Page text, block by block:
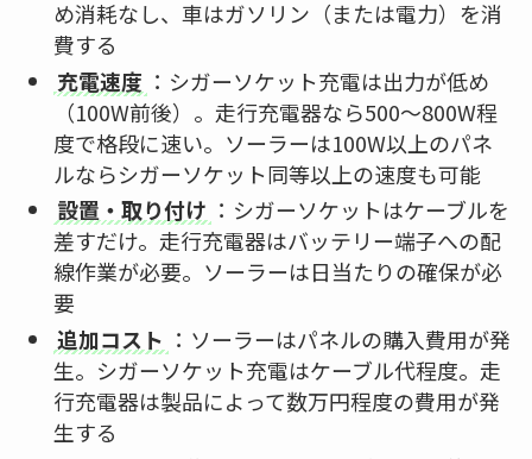
め消耗なし、車はガソリン（または電力）を消
費する
充電速度 ：シガーソケット充電は出力が低め
（100W前後）。走行充電器なら500〜800W程
度で格段に速い。ソーラーは100W以上のパネ
ルならシガーソケット同等以上の速度も可能
設置・取り付け ：シガーソケットはケーブルを
差すだけ。走行充電器はバッテリー端子への配
線作業が必要。ソーラーは日当たりの確保が必
要
追加コスト ：ソーラーはパネルの購入費用が発
生。シガーソケット充電はケーブル代程度。走
行充電器は製品によって数万円程度の費用が発
生する